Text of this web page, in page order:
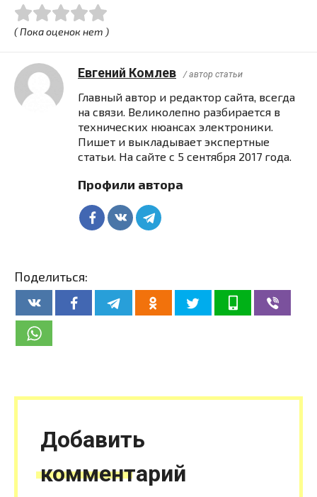
( Пока оценок нет )
Евгений Комлев / автор статьи
Главный автор и редактор сайта, всегда
на связи. Великолепно разбирается в
технических нюансах электроники.
Пишет и выкладывает экспертные
статьи. На сайте с 5 сентября 2017 года.
Профили автора
Поделиться:
Добавить
комментарий